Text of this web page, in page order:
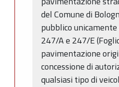
del Comune di
pubblico
247/A e 247/E
pavimentazione
concessione di
qualsiasi tipo di